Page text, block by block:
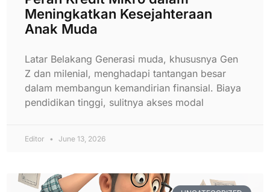
Meningkatkan Kesejahteraan
Anak Muda
Latar Belakang Generasi muda, khususnya Gen
Z dan milenial, menghadapi tantangan besar
dalam membangun kemandirian finansial. Biaya
pendidikan tinggi, sulitnya akses modal
Editor June 13, 2026